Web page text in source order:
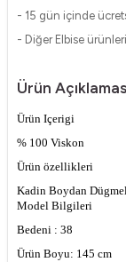
- 15 gün içinde
- Diğer Elbise
Ürün
Ürün Içerigi
% 100 Viskon
Ürün özellikleri
Kadin Boydan
Model Bilgileri
Bedeni : 38
Ürün Boyu: 145 cm